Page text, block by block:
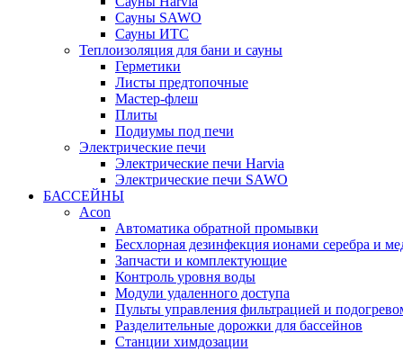
Сауны SAWO
Сауны ИТС
Теплоизоляция для бани и сауны
Герметики
Листы предтопочные
Мастер-флеш
Плиты
Подиумы под печи
Электрические печи
Электрические печи Harvia
Электрические печи SAWO
БАССЕЙНЫ
Acon
Автоматика обратной промывки
Беcхлорная дезинфекция ионами серебра и
Запчасти и комплектующие
Контроль уровня воды
Модули удаленного доступа
Пульты управления фильтрацией и
Разделительные дорожки для бассейнов
Станции химдозации